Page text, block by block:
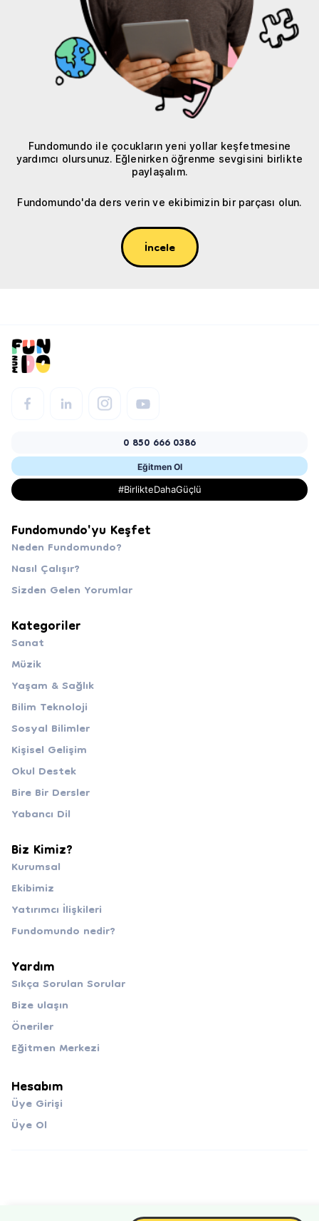
Fundomundo ile çocukların yeni yollar keşfetmesine
yardımcı olursunuz. Eğlenirken öğrenme sevgisini birlikte
paylaşalım.
Fundomundo'da ders verin ve ekibimizin bir parçası olun.
İncele
0 850 666 0386
Eğitmen Ol
#BirlikteDahaGüçlü
Fundomundo'yu Keşfet
Neden Fundomundo?
Nasıl Çalışır?
Sizden Gelen Yorumlar
Kategoriler
Sanat
Müzik
Yaşam & Sağlık
Bilim Teknoloji
Sosyal Bilimler
Kişisel Gelişim
Okul Destek
Bire Bir Dersler
Yabancı Dil
Biz Kimiz?
Kurumsal
Ekibimiz
Yatırımcı İlişkileri
Fundomundo nedir?
Yardım
Sıkça Sorulan Sorular
Bize ulaşın
Öneriler
Eğitmen Merkezi
Hesabım
Üye Girişi
Üye Ol